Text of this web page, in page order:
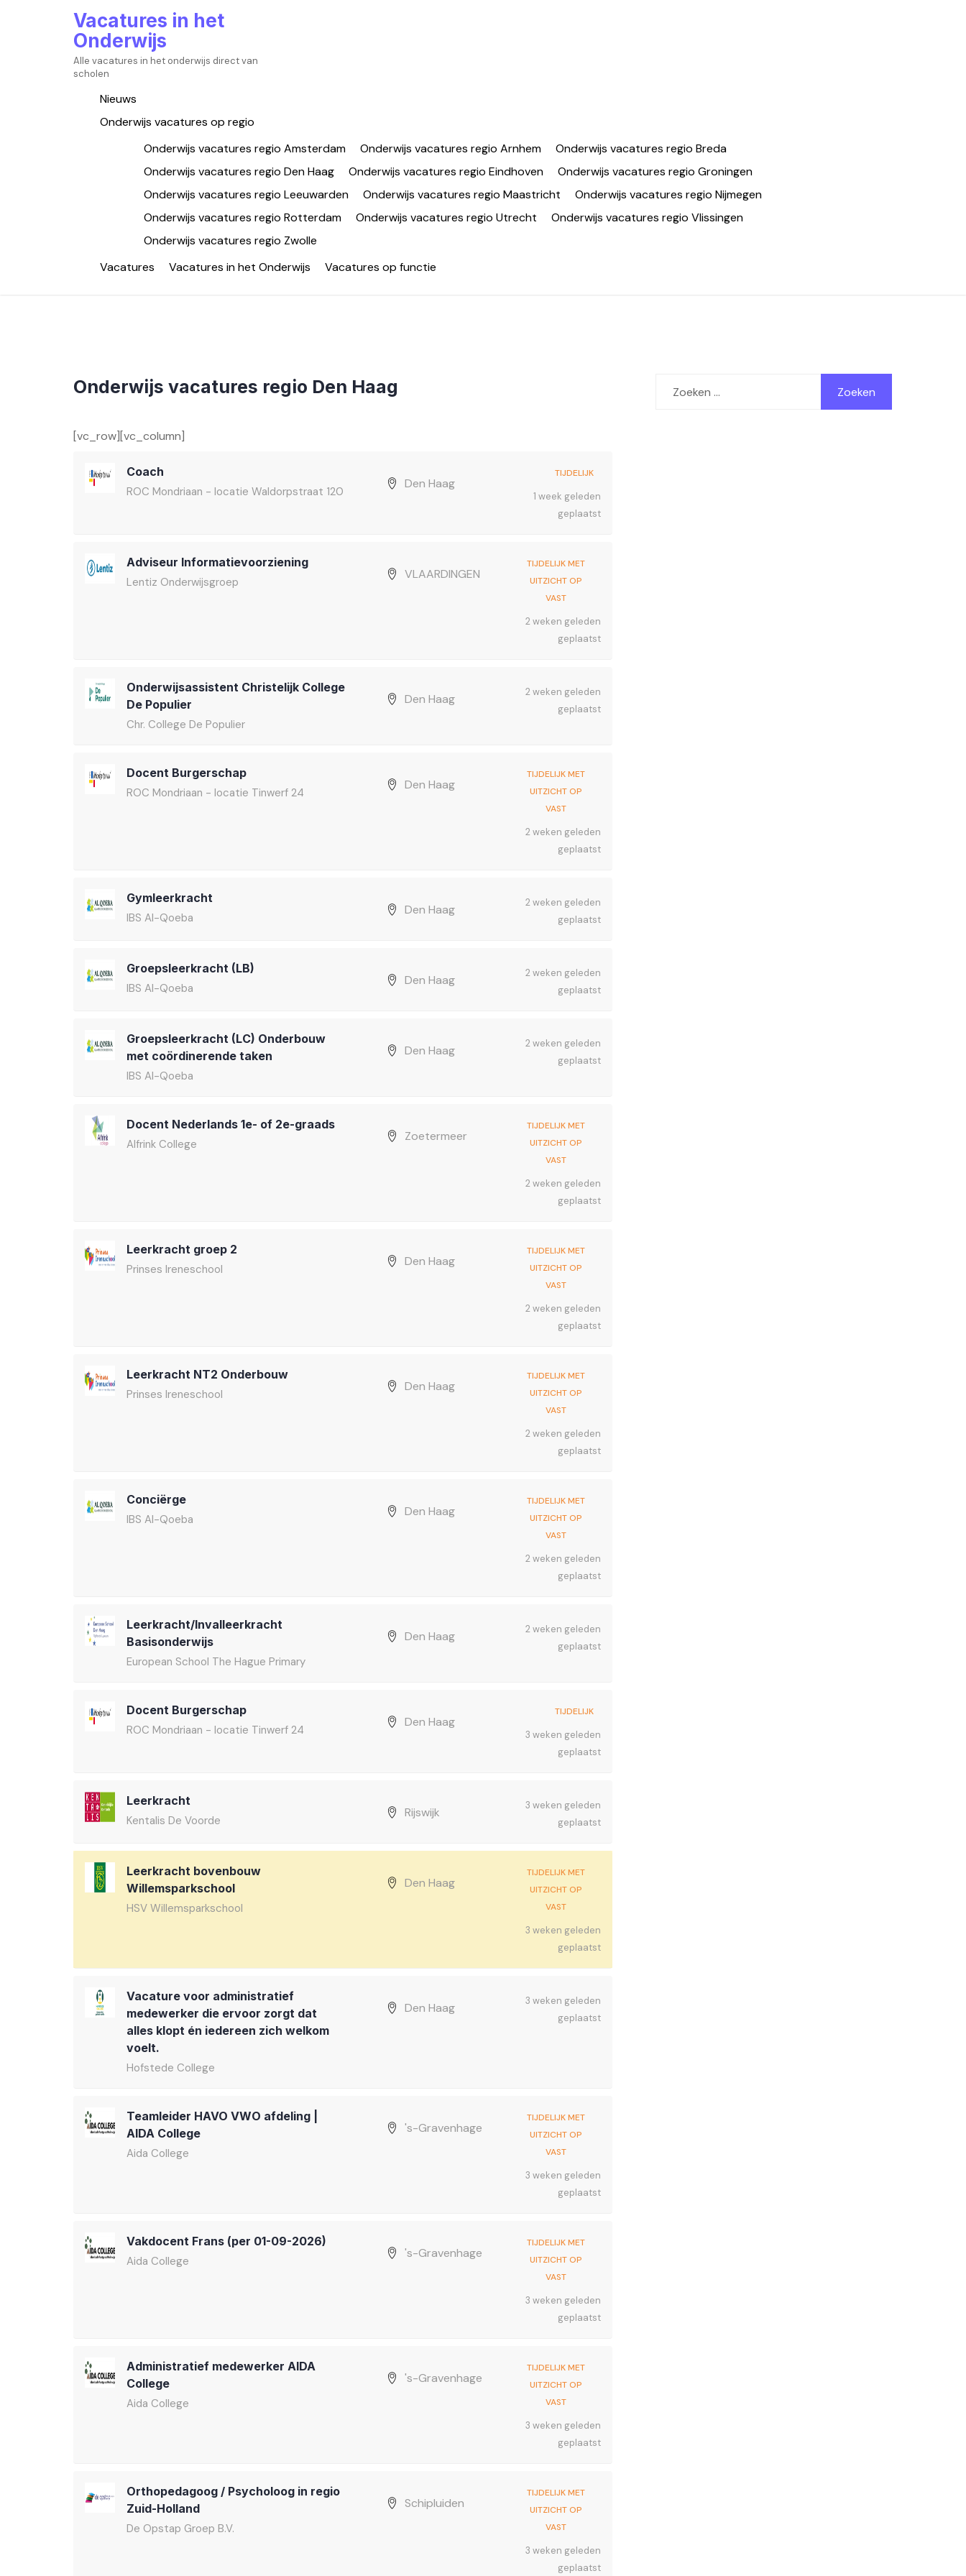
Vacatures in het
Onderwijs
Alle vacatures in het onderwijs direct van
scholen
Nieuws
Onderwijs vacatures op regio
Onderwijs vacatures regio Amsterdam
Onderwijs vacatures regio Arnhem
Onderwijs vacatures regio Breda
Onderwijs vacatures regio Den Haag
Onderwijs vacatures regio Eindhoven
Onderwijs vacatures regio Groningen
Onderwijs vacatures regio Leeuwarden
Onderwijs vacatures regio Maastricht
Onderwijs vacatures regio Nijmegen
Onderwijs vacatures regio Rotterdam
Onderwijs vacatures regio Utrecht
Onderwijs vacatures regio Vlissingen
Onderwijs vacatures regio Zwolle
Vacatures
Vacatures in het Onderwijs Vacatures op functie
Onderwijs vacatures regio Den Haag
[vc_row][vc_column]
Coach
ROC Mondriaan - locatie Waldorpstraat 120
Den Haag
TIJDELIJK
1 week geleden
geplaatst
Adviseur Informatievoorziening
Lentiz Onderwijsgroep
VLAARDINGEN
TIJDELIJK MET
UITZICHT OP
VAST
2 weken geleden
geplaatst
Onderwijsassistent Christelijk College
De Populier
Chr. College De Populier
Den Haag
2 weken geleden
geplaatst
Docent Burgerschap
ROC Mondriaan - locatie Tinwerf 24
Den Haag
TIJDELIJK MET
UITZICHT OP
VAST
2 weken geleden
geplaatst
Gymleerkracht
IBS Al-Qoeba
Den Haag
2 weken geleden
geplaatst
Groepsleerkracht (LB)
IBS Al-Qoeba
Den Haag
2 weken geleden
geplaatst
Groepsleerkracht (LC) Onderbouw
met coördinerende taken
IBS Al-Qoeba
Den Haag
2 weken geleden
geplaatst
Docent Nederlands 1e- of 2e-graads
Alfrink College
Zoetermeer
TIJDELIJK MET
UITZICHT OP
VAST
2 weken geleden
geplaatst
Leerkracht groep 2
Prinses Ireneschool
Den Haag
TIJDELIJK MET
UITZICHT OP
VAST
2 weken geleden
geplaatst
Leerkracht NT2 Onderbouw
Prinses Ireneschool
Den Haag
TIJDELIJK MET
UITZICHT OP
VAST
2 weken geleden
geplaatst
Conciërge
IBS Al-Qoeba
Den Haag
TIJDELIJK MET
UITZICHT OP
VAST
2 weken geleden
geplaatst
Leerkracht/Invalleerkracht
Basisonderwijs
European School The Hague Primary
Den Haag
2 weken geleden
geplaatst
Docent Burgerschap
ROC Mondriaan - locatie Tinwerf 24
Den Haag
TIJDELIJK
3 weken geleden
geplaatst
Leerkracht
Kentalis De Voorde
Rijswijk
3 weken geleden
geplaatst
Leerkracht bovenbouw
Willemsparkschool
HSV Willemsparkschool
Den Haag
TIJDELIJK MET
UITZICHT OP
VAST
3 weken geleden
geplaatst
Vacature voor administratief
medewerker die ervoor zorgt dat
alles klopt én iedereen zich welkom
voelt.
Hofstede College
Den Haag
3 weken geleden
geplaatst
Teamleider HAVO VWO afdeling |
AIDA College
Aida College
's-Gravenhage
TIJDELIJK MET
UITZICHT OP
VAST
3 weken geleden
geplaatst
Vakdocent Frans (per 01-09-2026)
Aida College
's-Gravenhage
TIJDELIJK MET
UITZICHT OP
VAST
3 weken geleden
geplaatst
Administratief medewerker AIDA
College
Aida College
's-Gravenhage
TIJDELIJK MET
UITZICHT OP
VAST
3 weken geleden
geplaatst
Orthopedagoog / Psycholoog in regio
Zuid-Holland
De Opstap Groep B.V.
Schipluiden
TIJDELIJK MET
UITZICHT OP
VAST
3 weken geleden
geplaatst
naar: